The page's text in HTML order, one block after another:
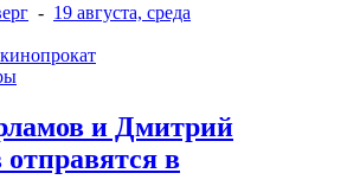
- 19 августа, среда
и Дмитрий
в